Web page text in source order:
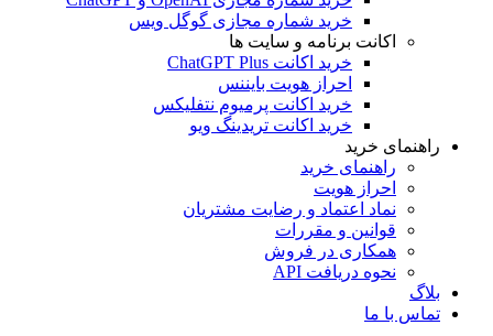
خرید شماره مجازی گوگل ویس
اکانت برنامه و سایت ها
خرید اکانت ChatGPT Plus
احراز هویت بایننس
خرید اکانت پرمیوم نتفلیکس
خرید اکانت تریدینگ ویو
راهنمای خرید
راهنمای خرید
احراز هویت
نماد اعتماد و رضایت مشتریان
قوانین و مقررات
همکاری در فروش
نحوه دریافت API
بلاگ
تماس با ما